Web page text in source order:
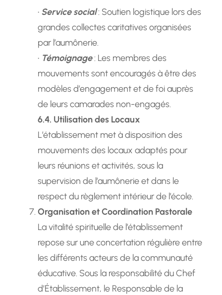
• Service social: Soutien logistique lors des
grandes collectes caritatives organisées
par l’aumônerie.
• Témoignage: Les membres des
mouvements sont encouragés à être des
modèles d’engagement et de foi auprès
de leurs camarades non-engagés.
6.4. Utilisation des Locaux
L’établissement met à disposition des
mouvements des locaux adaptés pour
leurs réunions et activités, sous la
supervision de l’aumônerie et dans le
respect du règlement intérieur de l’école.
Organisation et Coordination Pastorale
La vitalité spirituelle de l’établissement
repose sur une concertation régulière entre
les différents acteurs de la communauté
éducative. Sous la responsabilité du Chef
d’Établissement, le Responsable de la